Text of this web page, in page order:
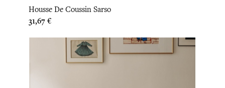
Housse De Coussin Sarso
Prix
31,67 €